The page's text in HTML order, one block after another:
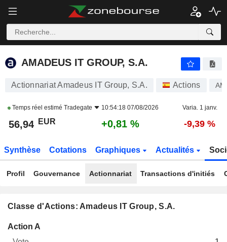
AMADEUS IT GROUP, S.A.
AMADEUS IT GROUP, S.A.
Actionnariat Amadeus IT Group, S.A. Actions
Temps réel estimé Tradegate 10:54:18 07/08/2026 Varia. 1 janv.
56,94 EUR +0,81 % -9,39 %
Synthèse Cotations Graphiques Actualités
Profil Gouvernance Actionnariat Transactions d'initiés
Classe d'Actions: Amadeus IT Group, S.A.
Action A